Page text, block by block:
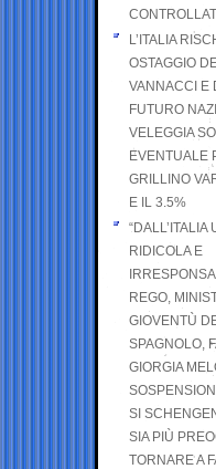
CONTROLLATI
L’ITALIA
OSTAGGIO
VANNACCI E
FUTURO
VELEGGIA
EVENTUALE
GRILLINO
E IL 3.5%
“DALL’ITALIA
RIDICOLA E
REGO,
GIOVENTÙ
SPAGNOLO,
GIORGIA
SI
SIA PIÙ
TORNARE A